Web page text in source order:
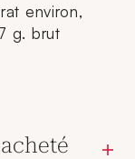
environ,
g. brut